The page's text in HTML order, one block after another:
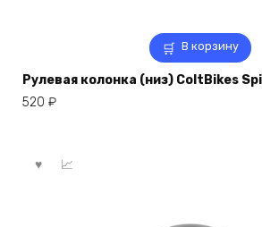
В корзину
Рулевая колонка (низ) ColtBikes
520 ₽